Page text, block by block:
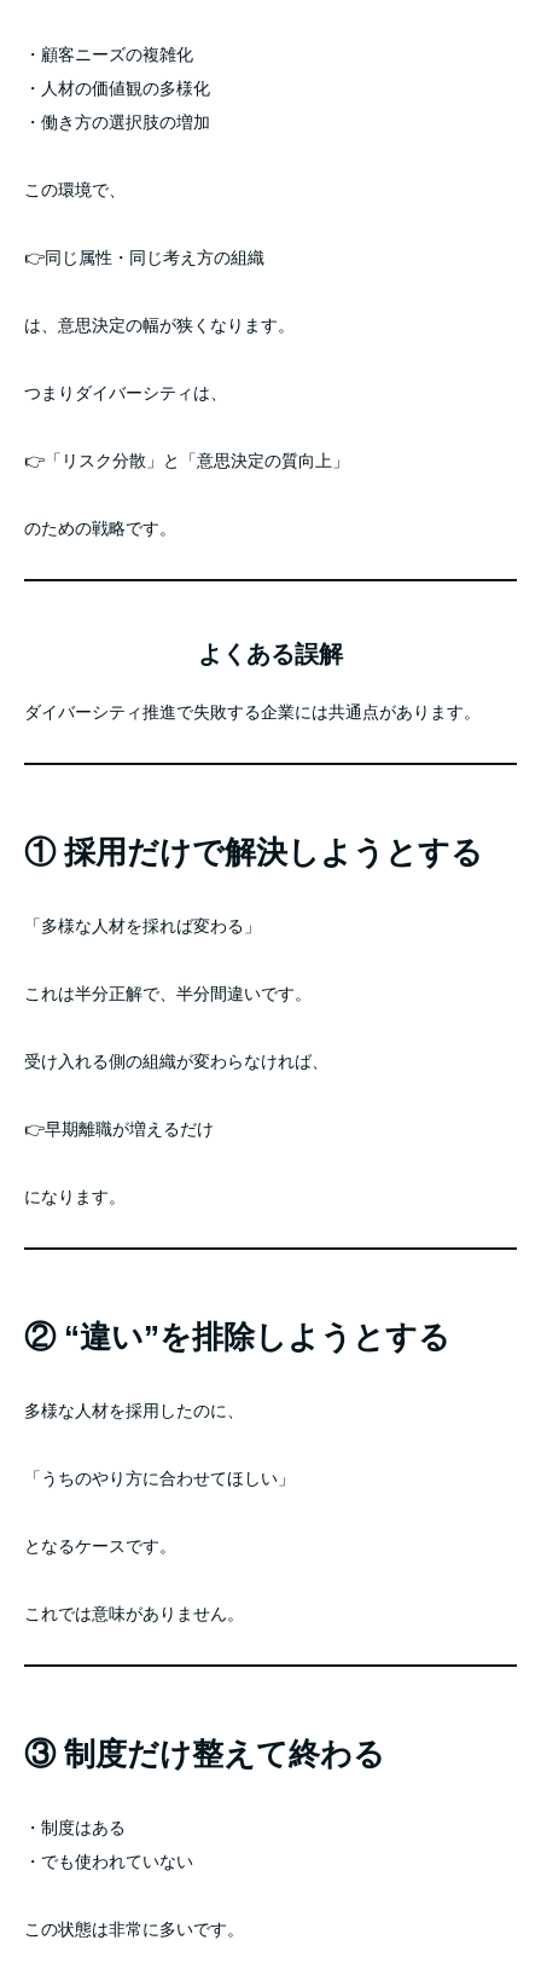
・顧客ニーズの複雑化
・人材の価値観の多様化
・働き方の選択肢の増加
この環境で、
👉同じ属性・同じ考え方の組織
は、意思決定の幅が狭くなります。
つまりダイバーシティは、
👉「リスク分散」と「意思決定の質向上」
のための戦略です。
よくある誤解
ダイバーシティ推進で失敗する企業には共通点があります。
① 採用だけで解決しようとする
「多様な人材を採れば変わる」
これは半分正解で、半分間違いです。
受け入れる側の組織が変わらなければ、
👉早期離職が増えるだけ
になります。
② “違い”を排除しようとする
多様な人材を採用したのに、
「うちのやり方に合わせてほしい」
となるケースです。
これでは意味がありません。
③ 制度だけ整えて終わる
・制度はある
・でも使われていない
この状態は非常に多いです。